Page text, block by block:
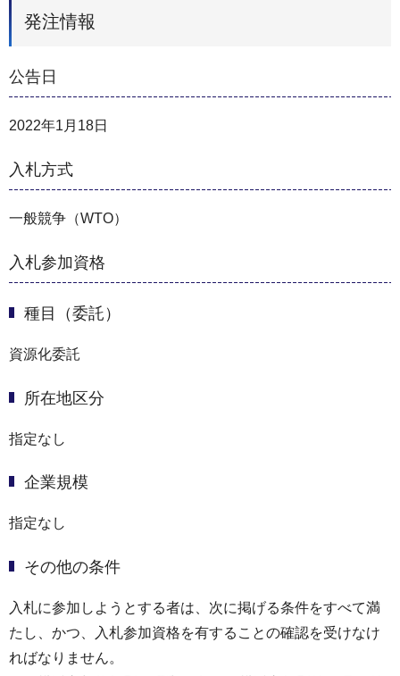
発注情報
公告日
2022年1月18日
入札方式
一般競争（WTO）
入札参加資格
種目（委託）
資源化委託
所在地区分
指定なし
企業規模
指定なし
その他の条件
入札に参加しようとする者は、次に掲げる条件をすべて満
たし、かつ、入札参加資格を有することの確認を受けなけ
ればなりません。